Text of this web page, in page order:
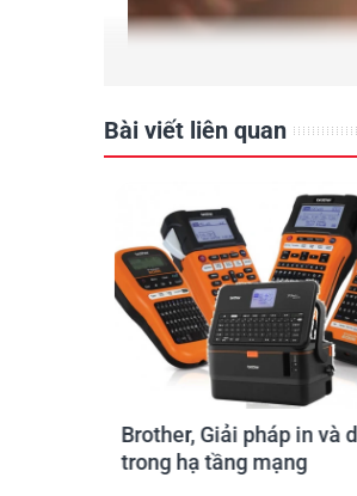
Giải
Bài viết liên quan
Brother, Giải pháp in và
trong hạ tầng mạng